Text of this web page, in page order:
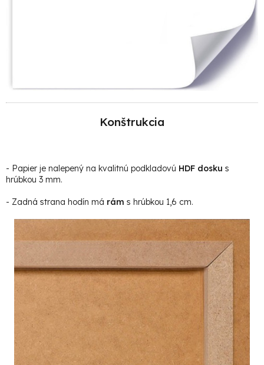
Konštrukcia
- Papier je nalepený na kvalitnú podkladovú HDF dosku s
hrúbkou 3 mm.
- Zadná strana hodín má rám s hrúbkou 1,6 cm.